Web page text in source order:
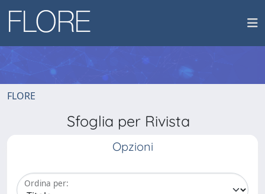
FLORE
Sfoglia per Rivista
Opzioni
Ordina per: